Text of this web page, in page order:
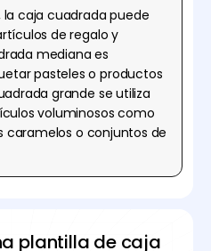
la caja cuadrada puede
de regalo y
mediana es
pasteles o productos
grande se utiliza
voluminosos como
caramelos o conjuntos de
plantilla de caja